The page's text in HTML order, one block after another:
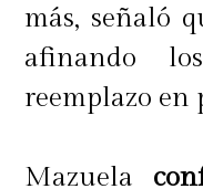
más, señaló
afinando
reemplazo en
Mazuela